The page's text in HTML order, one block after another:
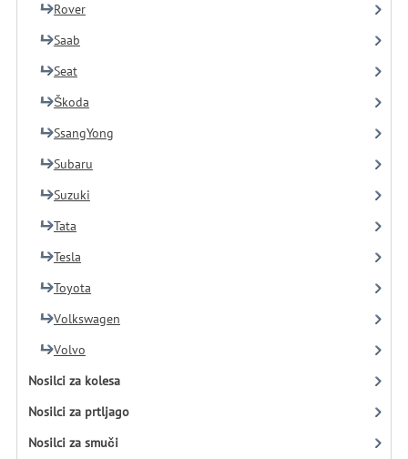
Rover
Saab
Seat
Škoda
SsangYong
Subaru
Suzuki
Tata
Tesla
Toyota
Volkswagen
Volvo
Nosilci za kolesa
Nosilci za prtljago
Nosilci za smuči